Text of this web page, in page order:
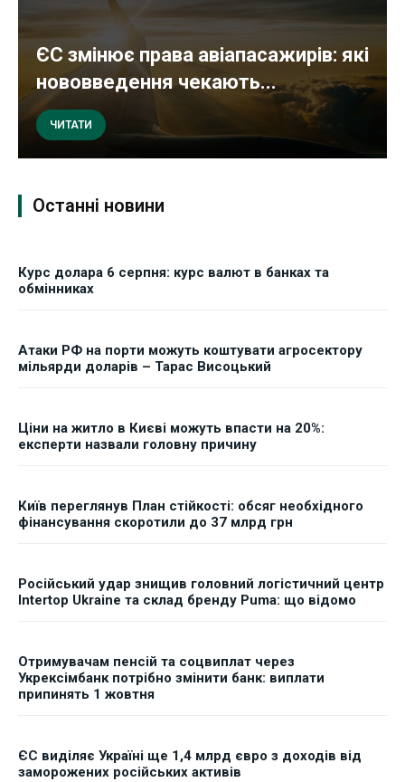
ЄС змінює права авіапасажирів: які
нововведення чекають...
ЧИТАТИ
Останні новини
Курс долара 6 серпня: курс валют в банках та
обмінниках
Атаки РФ на порти можуть коштувати агросектору
мільярди доларів – Тарас Висоцький
Ціни на житло в Києві можуть впасти на 20%:
експерти назвали головну причину
Київ переглянув План стійкості: обсяг необхідного
фінансування скоротили до 37 млрд грн
Російський удар знищив головний логістичний центр
Intertop Ukraine та склад бренду Puma: що відомо
Отримувачам пенсій та соцвиплат через
Укрексімбанк потрібно змінити банк: виплати
припинять 1 жовтня
ЄС виділяє Україні ще 1,4 млрд євро з доходів від
заморожених російських активів